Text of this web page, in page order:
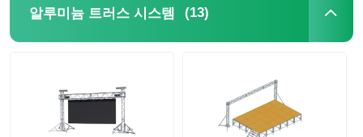
알루미늄 트러스 시스템 (13)